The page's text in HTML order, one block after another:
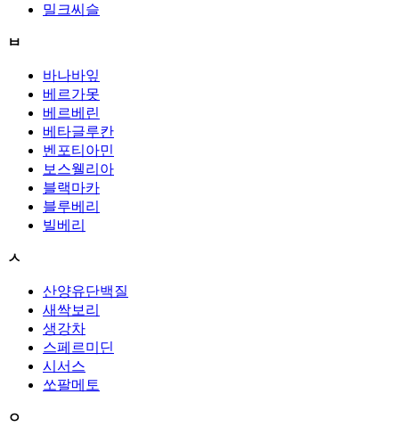
밀크씨슬
ㅂ
바나바잎
베르가못
베르베린
베타글루칸
벤포티아민
보스웰리아
블랙마카
블루베리
빌베리
ㅅ
산양유단백질
새싹보리
생강차
스페르미딘
시서스
쏘팔메토
ㅇ